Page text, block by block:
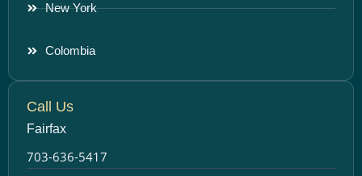
New York
Colombia
Call Us
Fairfax
703-636-5417